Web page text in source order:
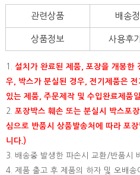
관련상품 배송
상품정보 사용후기
1. 설치가 완료된 제품, 포장을 개봉한
우, 박스가 분실된 경우, 전기제품은
있는 제품, 주문제작 및 수입완료제품
2. 포장박스 훼손 또는 분실시 박스포
심으로 반품시 상품발송처에 따라 포
니다.)
3. 배송중 발생한 파손시 교환/반품시
4. 제품 출고 후 제품의 하자 및 오배송